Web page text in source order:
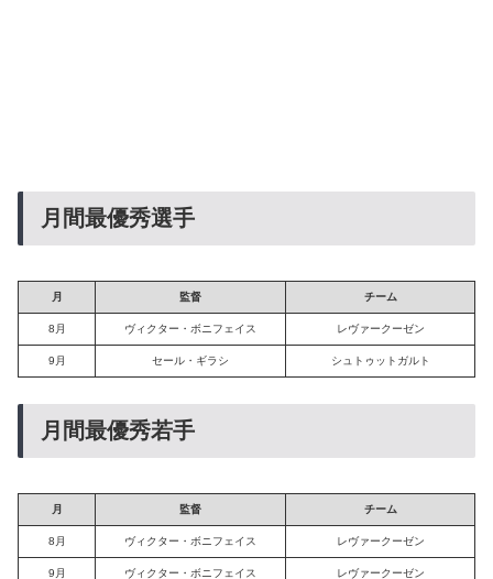
月間最優秀選手
月 監督 チーム
8月 ヴィクター・ボニフェイス レヴァークーゼン
9月 セール・ギラシ シュトゥットガルト
月間最優秀若手
月 監督 チーム
8月 ヴィクター・ボニフェイス レヴァークーゼン
9月 ヴィクター・ボニフェイス レヴァークーゼン